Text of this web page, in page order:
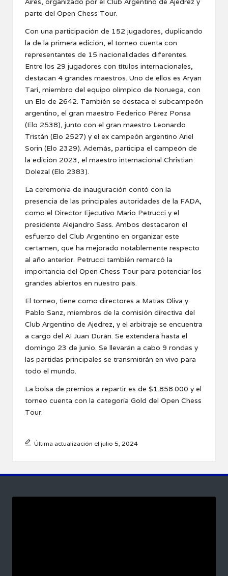
parte del Open Chess Tour.
Con una participación de 152 jugadores, duplicando
la de la primera edición, el torneo cuenta con
representantes de 15 nacionalidades diferentes.
Entre los 29 jugadores con títulos internacionales,
destacan 4 grandes maestros. Uno de ellos es Aryan
Tari, miembro del equipo olímpico de Noruega, con
un Elo de 2642. También se destaca el subcampeón
argentino, el gran maestro Federico Pérez Ponsa
(Elo 2538), junto con el gran maestro Leonardo
Tristán (Elo 2527) y el ex campeón argentino Ariel
Sorin (Elo 2329). Además, participa el campeón de
la edición 2023, el maestro internacional Christian
Dolezal (Elo 2383).
La ceremonia de inauguración contó con la
presencia de las principales autoridades de la FADA,
como el Director Ejecutivo Mario Petrucci y el
presidente Alejandro Sass. Ambos destacaron el
esfuerzo del Club Argentino en organizar este
certamen, que ha mejorado notablemente respecto
al año anterior. Petrucci también remarcó la
importancia del Open Chess Tour para potenciar los
grandes abiertos en nuestro país.
El torneo, tiene como directores a Matías Oliva y
Pablo Sanz, miembros de la comisión directiva del
Club Argentino de Ajedrez, y el arbitraje se encuentra
a cargo del AI Juan Durán. Se extenderá hasta el
domingo 23 de junio. Se llevarán a cabo 9 rondas y
las partidas principales se transmitirán en vivo para
todo el mundo.
La bolsa de premios a repartir es de $1.858.000 y el
torneo cuenta con la categoría Gold del Open Chess
Tour.
Última actualización el julio 5, 2024